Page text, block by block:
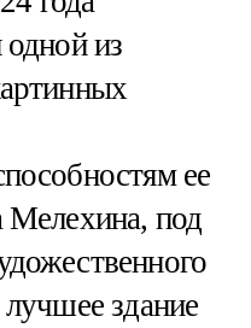
из
ее
Мелехина, под
здание